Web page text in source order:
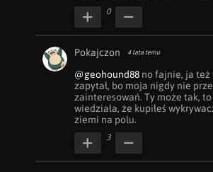
0
Pokajczon 4 lata temu
@geohound88 no fajnie, ja też
zapytał, bo moja nigdy nie
zainteresowań. Ty może tak,
wiedziała, że kupiłeś
ziemi na polu.
3